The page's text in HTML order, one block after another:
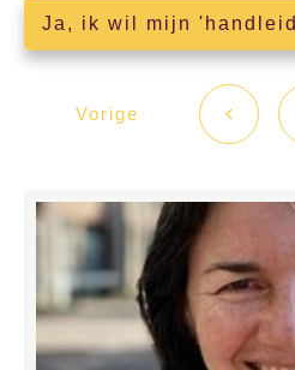
Ja, ik wil mijn
Vorige